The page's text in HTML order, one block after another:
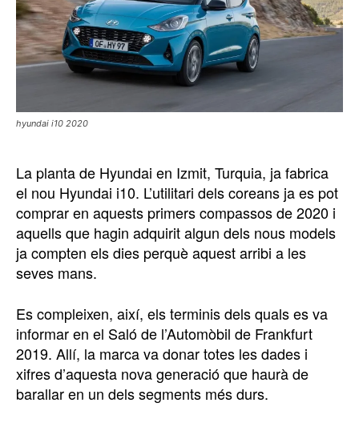
hyundai i10 2020
La planta de Hyundai en Izmit, Turquia, ja fabrica
el nou Hyundai i10. L’utilitari dels coreans ja es pot
comprar en aquests primers compassos de 2020 i
aquells que hagin adquirit algun dels nous models
ja compten els dies perquè aquest arribi a les
seves mans.
Es compleixen, així, els terminis dels quals es va
informar en el Saló de l’Automòbil de Frankfurt
2019. Allí, la marca va donar totes les dades i
xifres d’aquesta nova generació que haurà de
barallar en un dels segments més durs.